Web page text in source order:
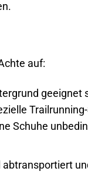
auf:
geeignet
Schuhe